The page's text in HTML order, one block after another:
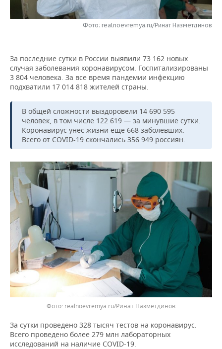
НЕФТЕХИМИЯ
ЭНЕРГЕТИКА
РОЗНИЧНАЯ ТОРГОВЛЯ
УСЛУГИ
НОВОСТИ ТЕХНОЛОГИЙ
МЕДИА
ТЕЛЕКОММУНИКАЦИИ
МЕРОПРИЯТИЯ
ВЫЕЗДНАЯ РЕДАКЦИЯ
БИЗНЕС-БРАНЧИ
ONLINE-КОНФЕРЕНЦИИ
ОТКРЫТАЯ ЛЕКЦИЯ
НОВОСТИ СПОРТА
ФУТБОЛ
ХОККЕЙ
БАСКЕТБОЛ
КИБЕРСПОРТ
ФИГУРНОЕ КАТАНИЕ
ВОДНЫЕ ВИДЫ СПОРТА
ХОККЕЙ С МЯЧОМ
ОБЩЕСТВО
НОВОСТИ ОБЩЕСТВА
ВЛАСТЬ
ИНФРАСТРУКТУРА
КУЛЬТУРА
МЕДИЦИНА
ОБРАЗОВАНИЕ
ПРОИСШЕСТВИЯ
ФОТОГАЛЕРЕЯ
СЮЖЕТЫ
СПРАВОЧНИК
СПИСОК КОМПАНИЙ
Фото: realnoevremya.ru/Ринат Назметдинов
За последние сутки в России выявили 73 162 новых
случая заболевания коронавирусом. Госпитализированы
3 804 человека. За все время пандемии инфекцию
подхватили 17 014 818 жителей страны.
В общей сложности выздоровели 14 690 595
человек, в том числе 122 619 — за минувшие сутки.
Коронавирус унес жизни еще 668 заболевших.
Всего от COVID-19 скончались 356 949 россиян.
realnoevremya.ru/Ринат Назметдинов
За сутки проведено 328 тысяч тестов на коронавирус.
Всего проведено более 279 млн лабораторных
исследований на наличие COVID-19.